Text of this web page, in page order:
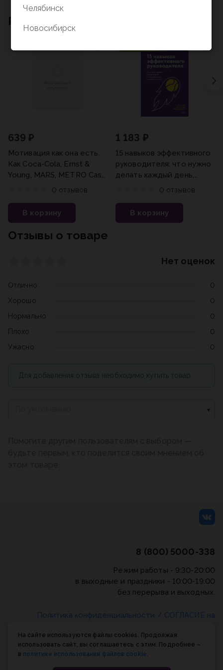
Рекомендации для вас
639 ₽
Мотивация как она есть.
Как Coca-Cola, Ernst &
Young, MARS, METRO Cash
& Carry вдохновляют
Кожевникова Т.Ю.
0 отзывов
В корзину
1 183 ₽
15 навыков эффективного
руководителя: что нужно
делать каждый день,
чтобы добиться0 отзывов
В корзину
Отзывы о товаре
Нет оценок
Отлично
0
Хорошо
0
Нормально
0
Плохо
0
Ужасно
0
Для добавления отзыва необходимо купить товар
8 (800) 5000-338
Режим работы - 9:30-20:00
в выходные и праздники - 10:00-19:00
без перерыва и выходных.
Политика конфиденциальности / СОГЛАСИЕ на
использовании cookie-файлов
На сайте используются файлы cookies. Продолжая
использовать сайт, вы соглашаетесь с этим. Подробнее –
в политике использования файлов cookie.
Челябинск
Новосибирск